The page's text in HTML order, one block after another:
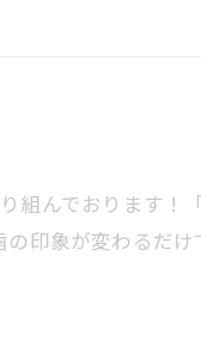
組んでおります！
印象が変わるだけ